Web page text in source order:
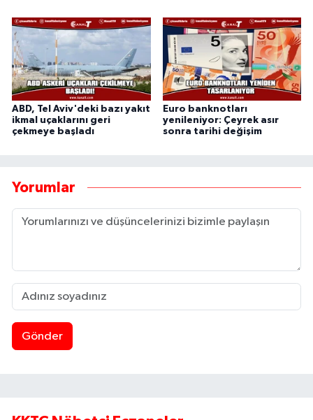
ABD, Tel Aviv'deki bazı yakıt
ikmal uçaklarını geri
çekmeye başladı
Euro banknotları
yenileniyor: Çeyrek asır
sonra tarihi değişim
Yorumlar
Gönder